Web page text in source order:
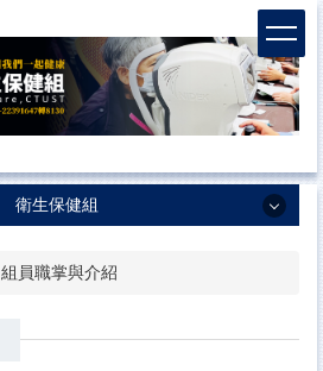
衛生保健組
組員職掌與介紹